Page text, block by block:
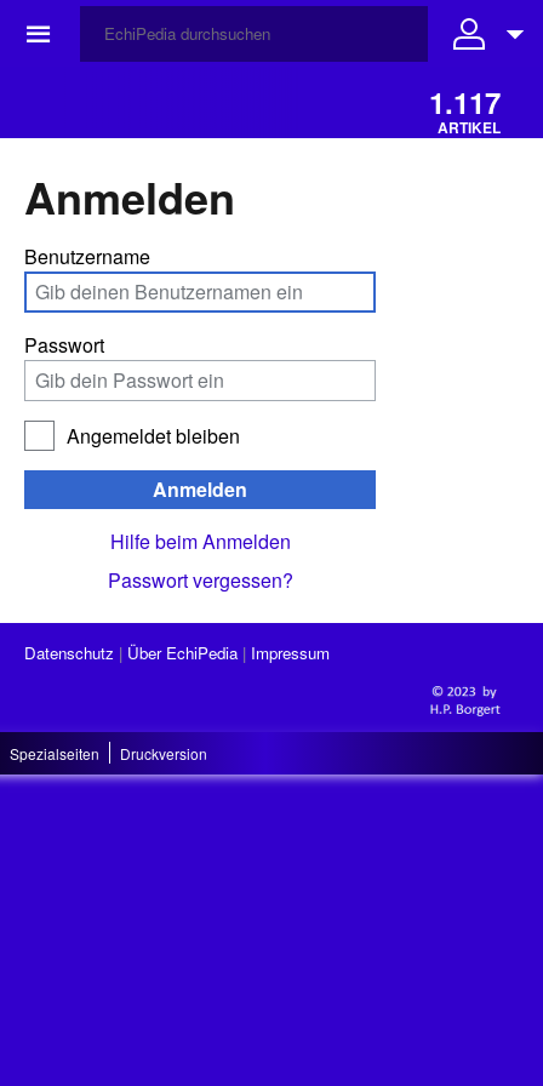
☰
1.117
ARTIKEL
Anmelden
Benutzername
Passwort
Angemeldet bleiben
Anmelden
Hilfe beim Anmelden
Passwort vergessen?
Datenschutz Über EchiPedia Impressum
Spezialseiten Druckversion